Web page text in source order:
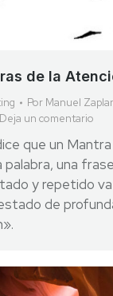
de la
Por Manuel
Deja un comentario
que un
palabra, una
y repetido va
de